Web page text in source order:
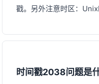
戳。另外注意时区：
时间戳2038问题是什